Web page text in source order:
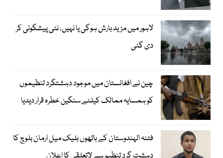
لاہور میں مزید بارش ہوگی یا نہیں، نئی پیشگوئی کر
دی گئی
چین نے افغانستان میں موجود دہشتگرد تنظیموں
کو ہمسایہ ممالک کیلئے سنگین خطرہ قرار دیدیا
فتنہ الہندوستان کے ہاتھوں بلیک میل ارمان بلوچ کا